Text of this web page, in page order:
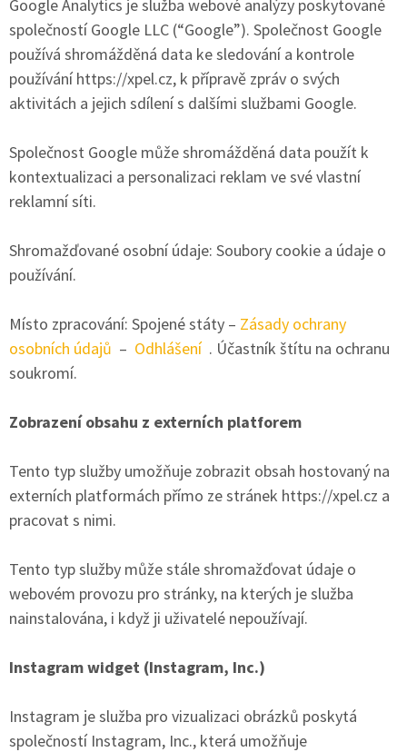
Google Analytics je služba webové analýzy poskytované
společností Google LLC (“Google”). Společnost Google
používá shromážděná data ke sledování a kontrole
používání https://xpel.cz, k přípravě zpráv o svých
aktivitách a jejich sdílení s dalšími službami Google.
Společnost Google může shromážděná data použít k
kontextualizaci a personalizaci reklam ve své vlastní
reklamní síti.
Shromažďované osobní údaje: Soubory cookie a údaje o
používání.
Místo zpracování: Spojené státy – Zásady ochrany
osobních údajů – Odhlášení . Účastník štítu na ochranu
soukromí.
Zobrazení obsahu z externích platforem
Tento typ služby umožňuje zobrazit obsah hostovaný na
externích platformách přímo ze stránek https://xpel.cz a
pracovat s nimi.
Tento typ služby může stále shromažďovat údaje o
webovém provozu pro stránky, na kterých je služba
nainstalována, i když ji uživatelé nepoužívají.
Instagram widget (Instagram, Inc.)
Instagram je služba pro vizualizaci obrázků poskytá
společností Instagram, Inc., která umožňuje